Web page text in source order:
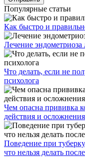
Популярные статьи
Как быстро и
Лечение эндометриоза
Что делать, если не
психолога
Чем опасна прививка
действия и
Поведение при
что нельзя делать